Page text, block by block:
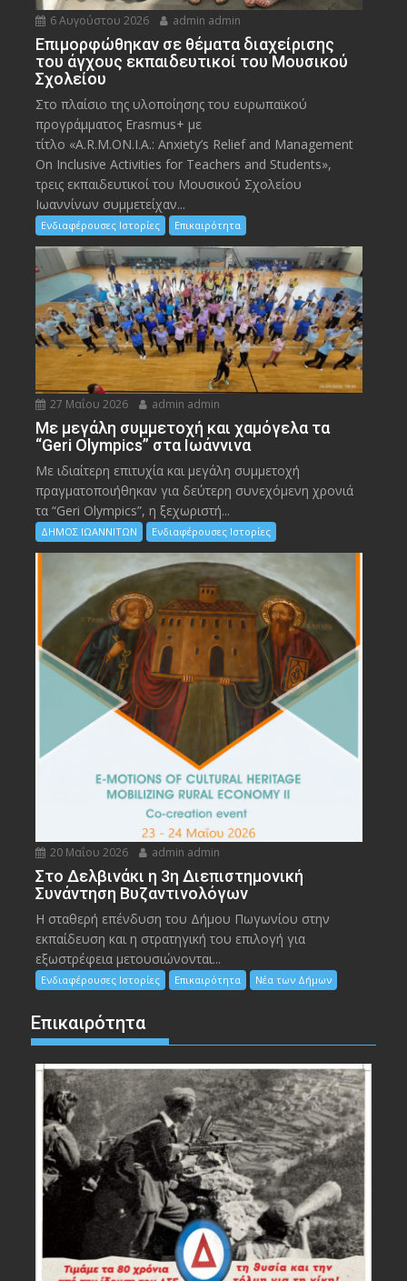
6 Αυγούστου 2026 admin admin
Eπιμορφώθηκαν σε θέματα διαχείρισης
του άγχους εκπαιδευτικοί του Μουσικού
Σχολείου
Στο πλαίσιο της υλοποίησης του ευρωπαϊκού
προγράμματος Erasmus+ με
τίτλο «A.R.M.ON.I.A.: Anxiety’s Relief and Management
On Inclusive Activities for Teachers and Students»,
τρεις εκπαιδευτικοί του Μουσικού Σχολείου
Ιωαννίνων συμμετείχαν...
Ενδιαφέρουσες Ιστορίες Επικαιρότητα
27 Μαΐου 2026 admin admin
Με μεγάλη συμμετοχή και χαμόγελα τα
“Geri Olympics” στα Ιωάννινα
Με ιδιαίτερη επιτυχία και μεγάλη συμμετοχή
πραγματοποιήθηκαν για δεύτερη συνεχόμενη χρονιά
τα “Geri Olympics”, η ξεχωριστή...
ΔΗΜΟΣ ΙΩΑΝΝΙΤΩΝ Ενδιαφέρουσες Ιστορίες
20 Μαΐου 2026 admin admin
Στο Δελβινάκι η 3η Διεπιστημονική
Συνάντηση Βυζαντινολόγων
Η σταθερή επένδυση του Δήμου Πωγωνίου στην
εκπαίδευση και η στρατηγική του επιλογή για
εξωστρέφεια μετουσιώνονται...
Ενδιαφέρουσες Ιστορίες Επικαιρότητα Νέα των Δήμων
Επικαιρότητα